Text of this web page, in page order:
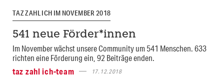
TAZ ZAHL ICH IM NOVEMBER 2018
541 neue Förder*innen
Im November wächst unsere Community um 541 Menschen. 633
richten eine Förderung ein, 92 Beiträge enden.
taz zahl ich-team
17.12.2018